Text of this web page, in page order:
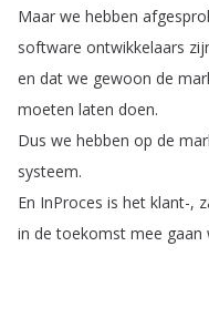
Maar we hebben
software ontwikkelaars
en dat we gewoon de
moeten laten doen.
Dus we hebben op de
systeem.
En InProces is het klant-,
in de toekomst mee gaan